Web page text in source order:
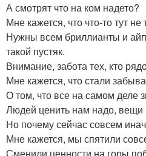
А смотрят что на ком надето?
Мне кажется, что что-то тут не
Нужны всем бриллианты и
такой пустяк.
Внимание, забота тех, кто
Мне кажется, что стали
О том, что все на самом деле
Людей ценить нам надо, вещи
Но почему сейчас совсем
Мне кажется, мы спятили